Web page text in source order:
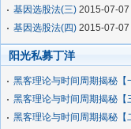
基因选股法(三) 2015-07-07
基因选股法(四) 2015-07-07
阳光私募丁洋
黑客理论与时间周期揭秘【
黑客理论与时间周期揭秘【
黑客理论与时间周期揭秘【